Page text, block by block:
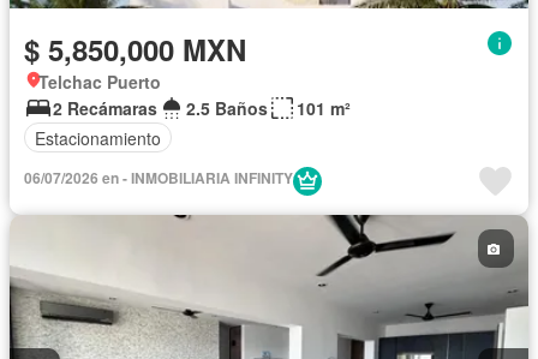
$ 5,850,000 MXN
Telchac Puerto
2 Recámaras
2.5 Baños
101 m²
Estacionamiento
06/07/2026 en - INMOBILIARIA INFINITY